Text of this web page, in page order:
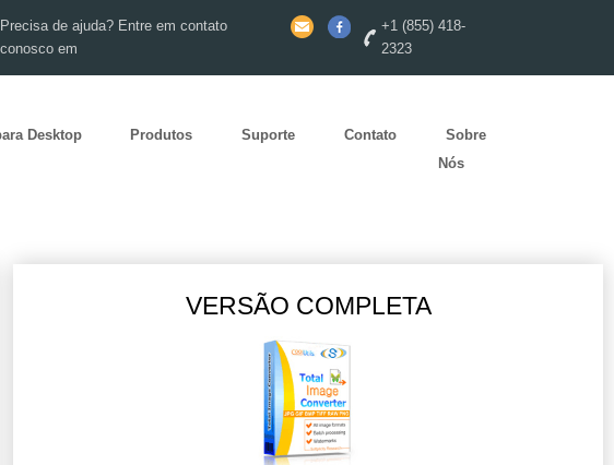
Precisa de ajuda? Entre em contato
conosco em
+1 (855) 418-
2323
Desktop Produtos Suporte Contato
Sobre
Nós
VERSÃO COMPLETA